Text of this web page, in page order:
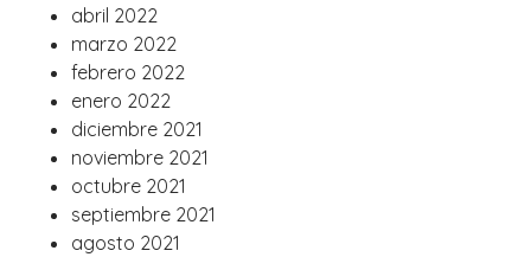
abril 2022
marzo 2022
febrero 2022
enero 2022
diciembre 2021
noviembre 2021
octubre 2021
septiembre 2021
agosto 2021